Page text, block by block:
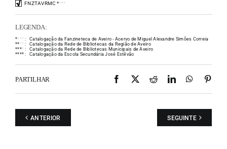
FNZTAVRMC ****
LEGENDA:
** * * :
Catalogação da Fanzineteca de Aveiro - Acervo de Miguel Alexandre Simões Correia
** * * :
Catalogação da Rede de Bibliotecas da Região de Aveiro
**** :
Catalogação da Rede de Bibliotecas Municipais de Aveiro
**** : Catalogação da Escola Secundária José Estêvão
PARTILHAR Facebook
X RedditLinkedIn
ANTERIOR SEGUINTE